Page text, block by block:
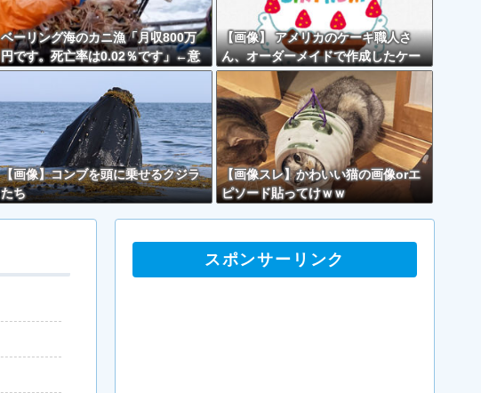
ベーリング海のカニ漁「月収800万
円です。死亡率は0.02％です」←意
外とそんな悪くなくない？？？
【画像】 アメリカのケーキ職人さ
ん、オーダーメイドで作成したケー
キが精子っぽくて炎上してしまう
【画像】コンブを頭に乗せるクジラ
たち
【画像スレ】かわいい猫の画像orエ
ピソード貼ってけｗｗ
スポンサーリンク